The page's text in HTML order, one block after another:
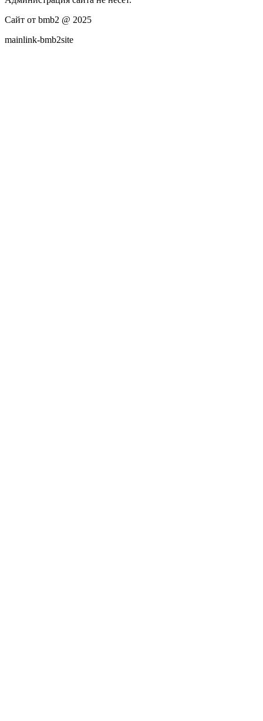
Сайт от bmb2 @ 2025
mainlink-bmb2site